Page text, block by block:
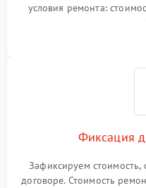
условия ремонта:
Фиксация
Зафиксируем стоимость,
договоре. Стоимость